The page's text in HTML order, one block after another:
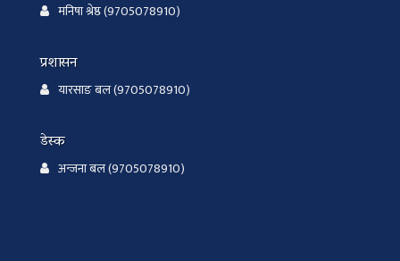
मनिषा श्रेष्ठ (9705078910)
प्रशासन
यारसाङ बल (9705078910)
डेस्क
अन्जना बल (9705078910)